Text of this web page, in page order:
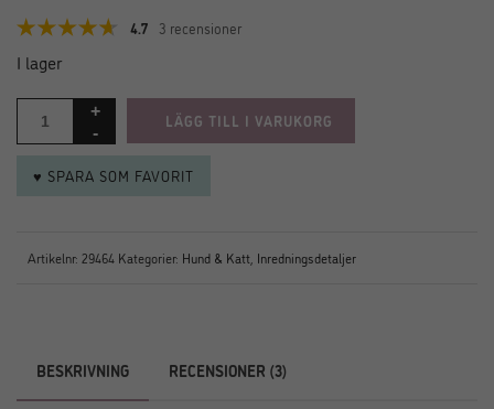
4.7 3 recensioner
I lager
LÄGG TILL I VARUKORG
♥ SPARA SOM FAVORIT
Artikelnr: 29464 Kategorier: Hund & Katt Inredningsdetaljer
BESKRIVNING RECENSIONER (3)